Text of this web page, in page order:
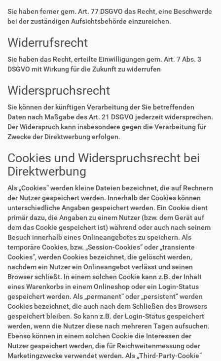
Sie haben ferner gem. Art. 77 DSGVO das Recht, eine Beschwerde
bei der zuständigen Aufsichtsbehörde einzureichen.
Widerrufsrecht
Sie haben das Recht, erteilte Einwilligungen gem. Art. 7 Abs. 3
DSGVO mit Wirkung für die Zukunft zu widerrufen
Widerspruchsrecht
Sie können der künftigen Verarbeitung der Sie betreffenden
Daten nach Maßgabe des Art. 21 DSGVO jederzeit widersprechen.
Der Widerspruch kann insbesondere gegen die Verarbeitung für
Zwecke der Direktwerbung erfolgen.
Cookies und Widerspruchsrecht bei
Direktwerbung
Als „Cookies“ werden kleine Dateien bezeichnet, die auf Rechnern
der Nutzer gespeichert werden. Innerhalb der Cookies können
unterschiedliche Angaben gespeichert werden. Ein Cookie dient
primär dazu, die Angaben zu einem Nutzer (bzw. dem Gerät auf
dem das Cookie gespeichert ist) während oder auch nach seinem
Besuch innerhalb eines Onlineangebotes zu speichern. Als
temporäre Cookies, bzw. „Session-Cookies“ oder „transiente
Cookies“, werden Cookies bezeichnet, die gelöscht werden,
nachdem ein Nutzer ein Onlineangebot verlässt und seinen
Browser schließt. In einem solchen Cookie kann z.B. der Inhalt
eines Warenkorbs in einem Onlineshop oder ein Login-Status
gespeichert werden. Als „permanent“ oder „persistent“ werden
Cookies bezeichnet, die auch nach dem Schließen des Browsers
gespeichert bleiben. So kann z.B. der Login-Status gespeichert
werden, wenn die Nutzer diese nach mehreren Tagen aufsuchen.
Ebenso können in einem solchen Cookie die Interessen der
Nutzer gespeichert werden, die für Reichweitenmessung oder
Marketingzwecke verwendet werden. Als „Third-Party-Cookie“